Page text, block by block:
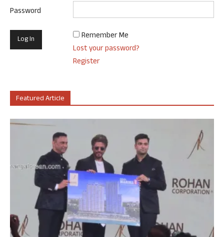
Password
Remember Me
Lost your password?
Register
Featured Article